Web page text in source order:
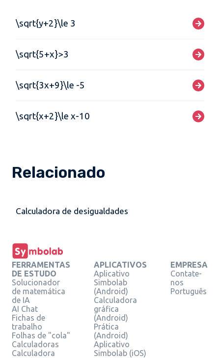
\sqrt{y+2}\le 3
\sqrt{5+x}>3
\sqrt{3x+9}\le -5
\sqrt{x+2}\le x-10
Relacionado
Calculadora de desigualdades
FERRAMENTAS
DE ESTUDO
Solucionador
de matemática
de IA
AI Chat
Fichas de
trabalho
Folhas de "cola"
Calculadoras
Calculadora
APLICATIVOS
Aplicativo
Simbolab
(Android)
Calculadora
gráfica
(Android)
Prática
(Android)
Aplicativo
Simbolab (iOS)
EMPRESA
Contate-
nos
Português